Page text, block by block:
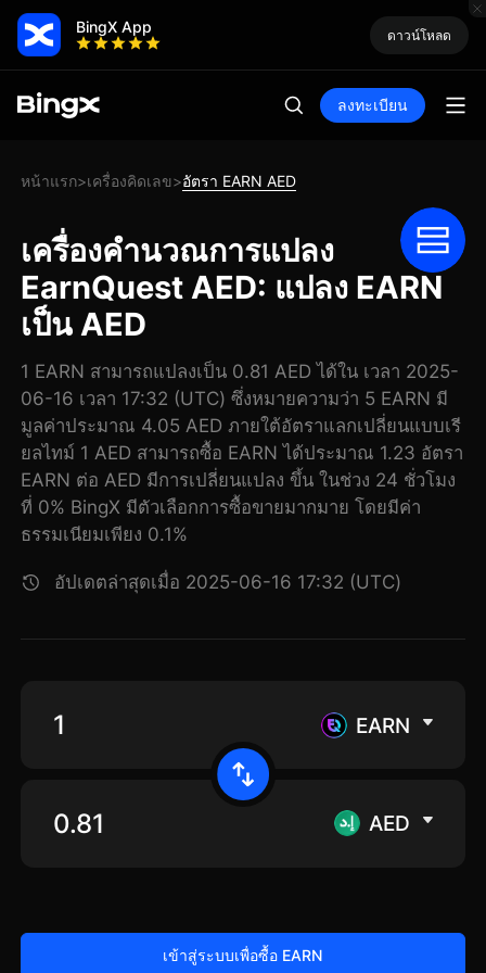
BingX App ดาวน์โหลด
ลงทะเบียน
หน้าแรก>เครื่องคิดเลข>อัตรา EARN AED
เครื่องคำนวณการแปลง
EarnQuest AED: แปลง EARN
เป็น AED
1 EARN สามารถแปลงเป็น 0.81 AED ได้ใน เวลา 2025-
06-16 เวลา 17:32 (UTC) ซึ่งหมายความว่า 5 EARN มี
มูลค่าประมาณ 4.05 AED ภายใต้อัตราแลกเปลี่ยนแบบเรี
ยลไทม์ 1 AED สามารถซื้อ EARN ได้ประมาณ 1.23 อัตรา
EARN ต่อ AED มีการเปลี่ยนแปลง ขึ้น ในช่วง 24 ชั่วโมง
ที่ 0% BingX มีตัวเลือกการซื้อขายมากมาย โดยมีค่า
ธรรมเนียมเพียง 0.1%
อัปเดตล่าสุดเมื่อ 2025-06-16 17:32 (UTC)
EARN
AED
เข้าสู่ระบบเพื่อซื้อ EARN